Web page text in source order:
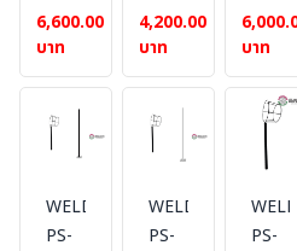
Dai
30
cm.
สูง 3
เมตร
6,600.00
บาท
Dai
45
cm.
4,200.00
บาท
Dai
45
cm.
เสา
สูง 1
เมตร
บาท
WELDING-
PS-
WELDING-
PS-
PS-